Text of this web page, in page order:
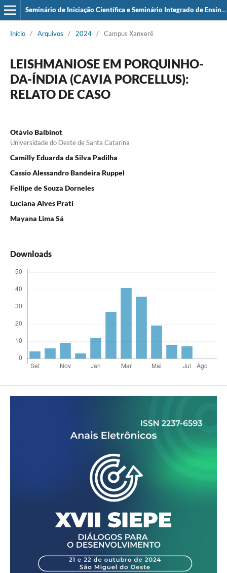
Seminário de Iniciação Científica e Seminário Integrado de Ensino, Pesquisa e Extensão (SIEPE)
Início / Arquivos / 2024 / Campus Xanxerê
LEISHMANIOSE EM PORQUINHO-
DA-ÍNDIA (CAVIA PORCELLUS):
RELATO DE CASO
Otávio Balbinot
Universidade do Oeste de Santa Catarina
Camilly Eduarda da Silva Padilha
Cassio Alessandro Bandeira Ruppel
Fellipe de Souza Dorneles
Luciana Alves Prati
Mayana Lima Sá
Downloads